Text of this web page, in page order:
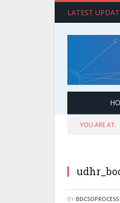
LATEST
YOU ARE AT:
BY BDCSOPROCESS